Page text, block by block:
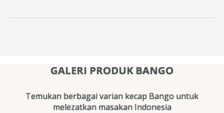
GALERI PRODUK BANGO
Temukan berbagai varian kecap Bango untuk
melezatkan masakan Indonesia